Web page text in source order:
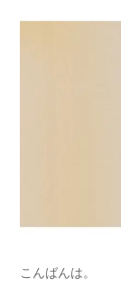
こんばんは。